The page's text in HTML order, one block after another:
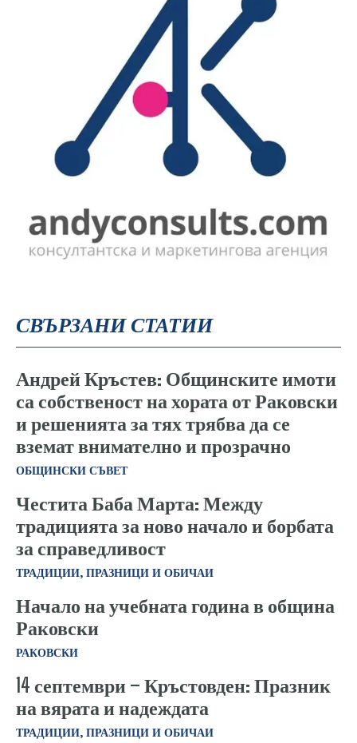
СВЪРЗАНИ СТАТИИ
Андрей Кръстев: Общинските имоти
са собственост на хората от Раковски
и решенията за тях трябва да се
вземат внимателно и прозрачно
ОБЩИНСКИ СЪВЕТ
Честита Баба Марта: Между
традицията за ново начало и борбата
за справедливост
ТРАДИЦИИ, ПРАЗНИЦИ И ОБИЧАИ
Начало на учебната година в община
Раковски
РАКОВСКИ
14 септември – Кръстовден: Празник
на вярата и надеждата
ТРАДИЦИИ, ПРАЗНИЦИ И ОБИЧАИ